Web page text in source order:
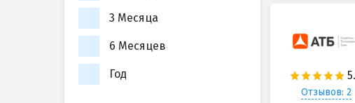
Отзывов: 2
3 Месяца
6 Месяцев
Год